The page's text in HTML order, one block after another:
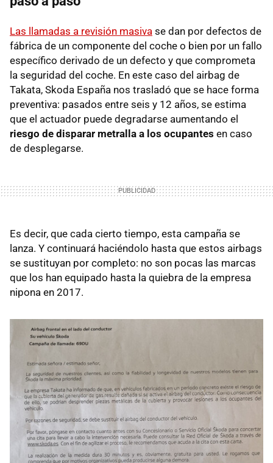
Las llamadas a revisión masiva se dan por defectos de
fábrica de un componente del coche o bien por un fallo
específico derivado de un defecto y que comprometa
la seguridad del coche. En este caso del airbag de
Takata, Skoda España nos trasladó que se hace forma
preventiva: pasados entre seis y 12 años, se estima
que el actuador puede degradarse aumentando el
riesgo de disparar metralla a los ocupantes en caso
de desplegarse.
Es decir, que cada cierto tiempo, esta campaña se
lanza. Y continuará haciéndolo hasta que estos airbags
se sustituyan por completo: no son pocas las marcas
que los han equipado hasta la quiebra de la empresa
nipona en 2017.